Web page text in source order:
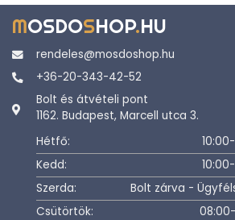
MOSDOSHOP.HU
rendeles@mosdoshop.hu
+36-20-343-42-52
Bolt és átvételi pont
1162. Budapest, Marcell utca 3.
Hétfő:
Kedd:
Szerda:
Bolt zárva -
Csütörtök: